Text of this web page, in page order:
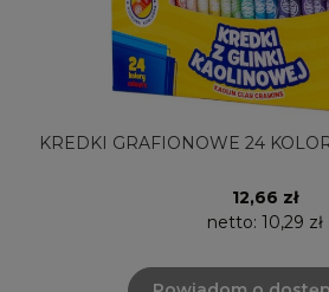
KREDKI GRAFIONOWE 24
12,66 zł
netto: 10,29 zł